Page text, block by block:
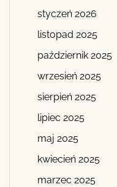
styczeń 2026
listopad 2025
październik 2025
wrzesień 2025
sierpień 2025
lipiec 2025
maj 2025
kwiecień 2025
marzec 2025